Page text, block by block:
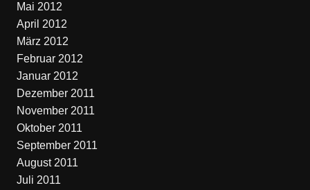
Mai 2012
April 2012
März 2012
Februar 2012
Januar 2012
Dezember 2011
November 2011
Oktober 2011
September 2011
August 2011
Juli 2011